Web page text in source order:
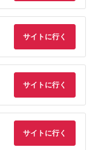
サイトに行く
サイトに行く
サイトに行く